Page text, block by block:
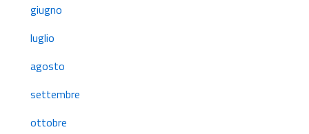
giugno
luglio
agosto
settembre
ottobre